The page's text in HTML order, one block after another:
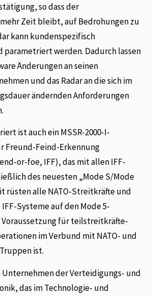
so dass der
Zeit bleibt, auf Bedrohungen zu
kann kundenspezifisch
parametriert werden. Dadurch lassen
Änderungen an seinen
und das Radar an die sich im
ändernden Anforderungen
ist auch ein MSSR-2000-I-
Freund-Feind-Erkennung
or-foe, IFF), das mit allen IFF-
des neuesten „Mode S/Mode
rüsten alle NATO-Streitkräfte und
Systeme auf den Mode 5-
für teilstreitkräfte-
im Verbund mit NATO- und
ist.
Unternehmen der Verteidigungs- und
das im Technologie- und